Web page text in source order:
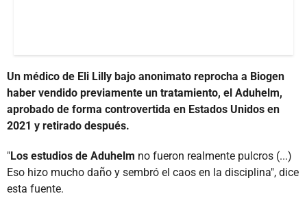
Un médico de Eli Lilly bajo anonimato reprocha a Biogen
haber vendido previamente un tratamiento, el Aduhelm,
aprobado de forma controvertida en Estados Unidos en
2021 y retirado después.
"Los estudios de Aduhelm no fueron realmente pulcros (...)
Eso hizo mucho daño y sembró el caos en la disciplina", dice
esta fuente.